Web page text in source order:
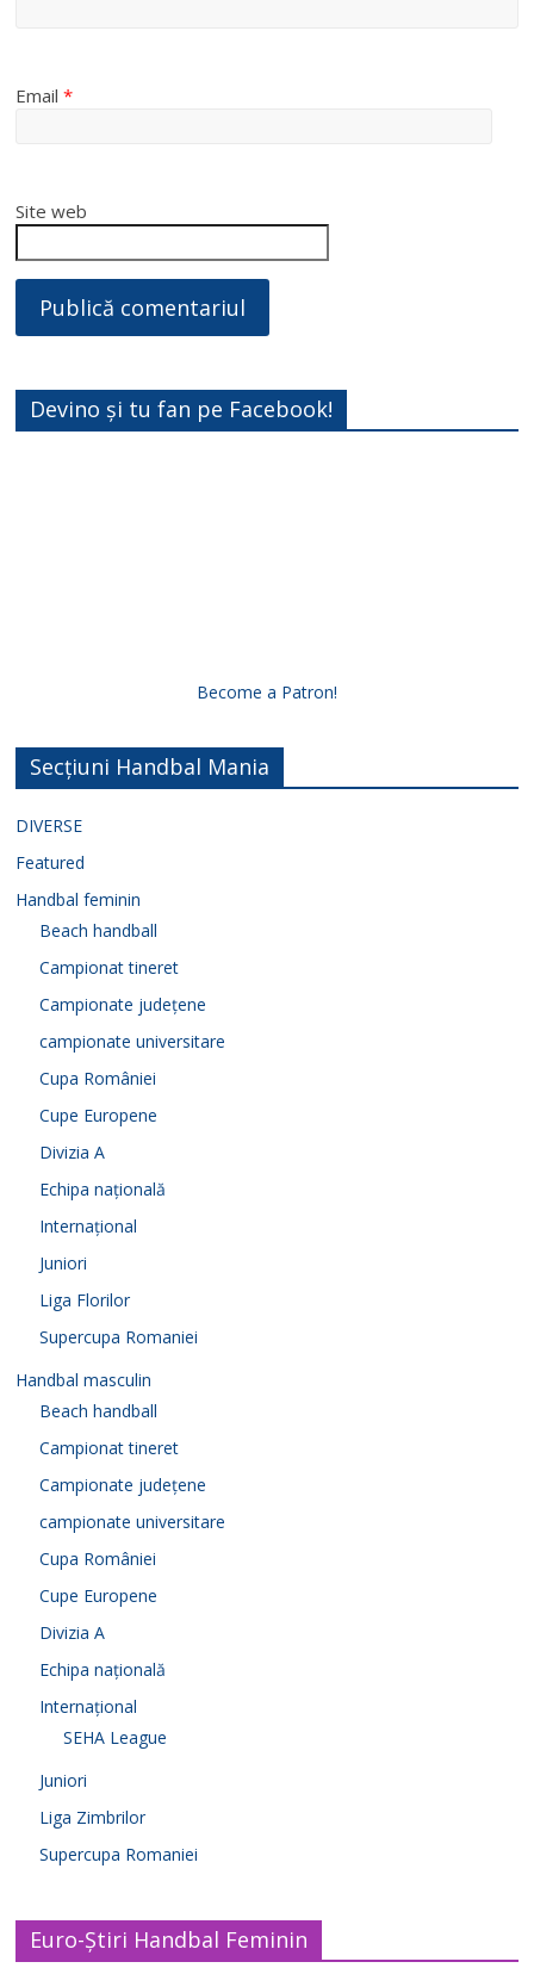
Email*
Site web
Devino și tu fan pe Facebook!
Become a Patron!
Secțiuni Handbal Mania
DIVERSE
Featured
Handbal feminin
Beach handball
Campionat tineret
Campionate județene
campionate universitare
Cupa României
Cupe Europene
Divizia A
Echipa națională
Internațional
Juniori
Liga Florilor
Supercupa Romaniei
Handbal masculin
Beach handball
Campionat tineret
Campionate județene
campionate universitare
Cupa României
Cupe Europene
Divizia A
Echipa națională
Internațional
SEHA League
Juniori
Liga Zimbrilor
Supercupa Romaniei
Euro-Știri Handbal Feminin